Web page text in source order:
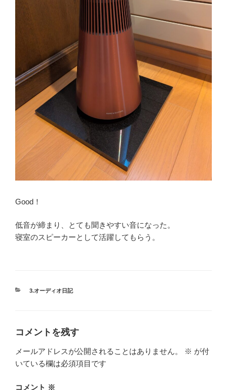
Good！
低音が締まり、とても聞きやすい音になった。
寝室のスピーカーとして活躍してもらう。
カ
3.オーディオ日記
コメントを残す
メールアドレスが公開されることはありません。 ※ が付
いている欄は必須項目です
コメント ※